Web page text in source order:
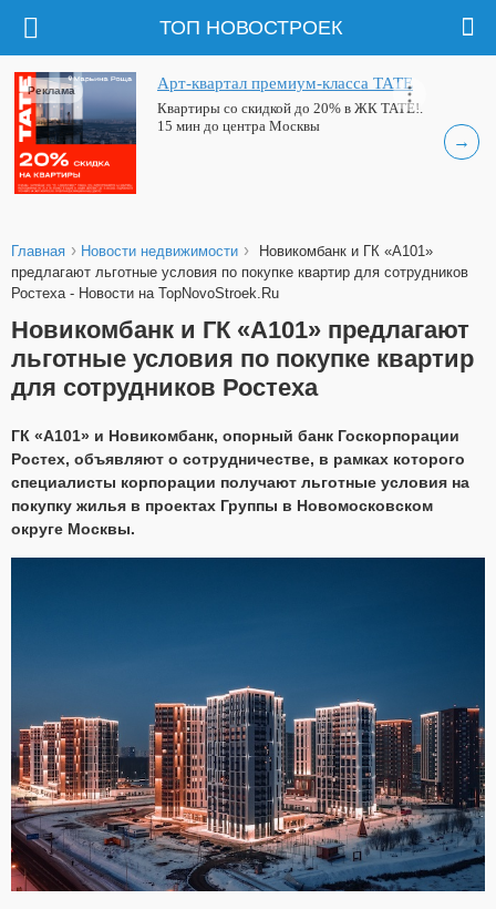
ТОП НОВОСТРОЕК
→
Арт-квартал премиум-класса ТАТЕ
Квартиры со скидкой до 20% в ЖК ТАТЕ!.
15 мин до центра Москвы
Реклама
Главная › Новости недвижимости ›
Новикомбанк и ГК «А101»
предлагают льготные условия по покупке квартир для сотрудников
Ростеха - Новости на TopNovoStroek.Ru
Новикомбанк и ГК «А101» предлагают
льготные условия по покупке квартир
для сотрудников Ростеха
ГК «А101» и Новикомбанк, опорный банк Госкорпорации
Ростех, объявляют о сотрудничестве, в рамках которого
специалисты корпорации получают льготные условия на
покупку жилья в проектах Группы в Новомосковском
округе Москвы.